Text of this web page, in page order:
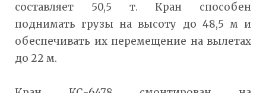
составляет 50,5 т. Кран способен
поднимать грузы на высоту до 48,5 м и
обеспечивать их перемещение на вылетах
до 22 м.